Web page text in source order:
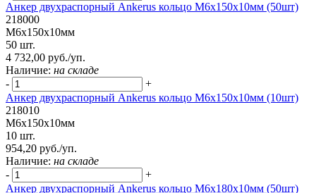
Анкер двухраспорный Ankerus кольцо М6х150х10мм (50шт)
218000
М6х150х10мм
50 шт.
4 732,00 руб./уп.
Наличие: на складе
-
+
Анкер двухраспорный Ankerus кольцо М6х150х10мм (10шт)
218010
М6х150х10мм
10 шт.
954,20 руб./уп.
Наличие: на складе
-
+
Анкер двухраспорный Ankerus кольцо М6х180х10мм (50шт)